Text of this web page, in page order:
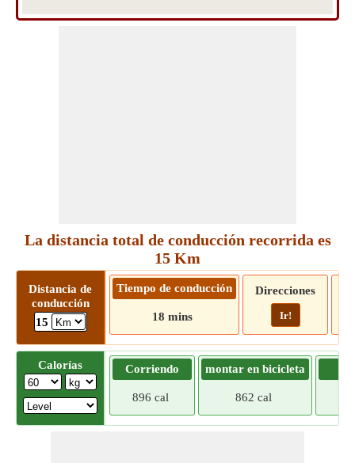
La distancia total de conducción recorrida es
15 Km
Distancia de
conducción
15
Tiempo de conducción
18 mins
Direcciones
Ir!
Calorías Corriendo
896 cal
montar en bicicleta
862 cal